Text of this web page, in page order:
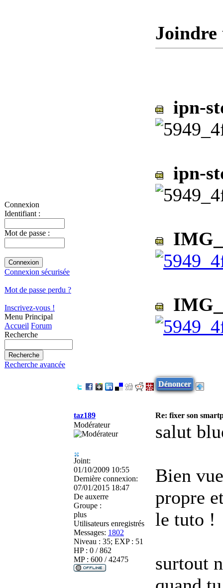
Connexion
Identifiant :
Mot de passe :
Connexion sécurisée
Mot de passe perdu ?
Inscrivez-vous !
Menu Principal
Accueil Forum
Recherche
Recherche avancée
ipn-
ipn-
Dénoncer
taz189
Re: fixer son
Modérateur
Joint:
01/10/2009 10:55
Dernière connexion:
07/01/2015 18:47
De auxerre
Groupe :
plus
Utilisateurs enregistrés
Messages: 1802
Niveau : 35; EXP : 51
HP : 0 / 862
MP : 600 / 42475
salut
Bien
propre
le tuto !
surtout